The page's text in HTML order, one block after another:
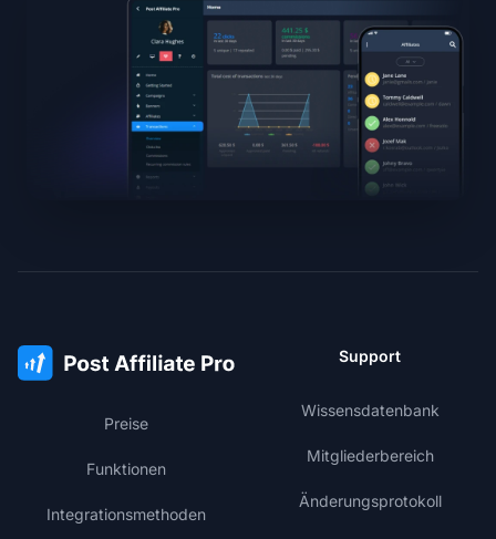
Preise
Funktionen
Integrationsmethoden
Support
Wissensdatenbank
Mitgliederbereich
Änderungsprotokoll